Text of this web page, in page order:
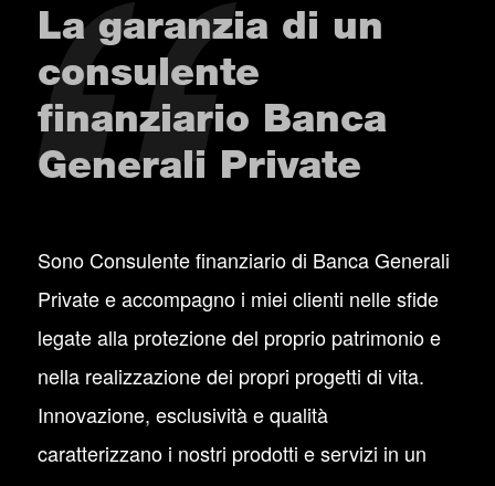
La garanzia di un
consulente
finanziario Banca
Generali Private
Sono Consulente finanziario di Banca Generali
Private e accompagno i miei clienti nelle sfide
legate alla protezione del proprio patrimonio e
nella realizzazione dei propri progetti di vita.
Innovazione, esclusività e qualità
caratterizzano i nostri prodotti e servizi in un